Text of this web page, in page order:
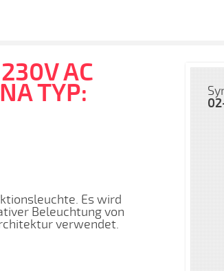
AC
TYP:
Es wird
Beleuchtung von
verwendet.